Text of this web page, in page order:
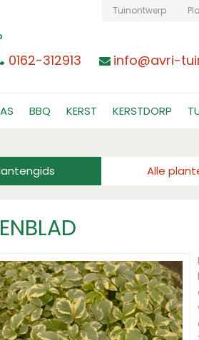
0162-312913 info@avri-
Tuinontwerp
BBQ KERST KERSTDORP
Alle